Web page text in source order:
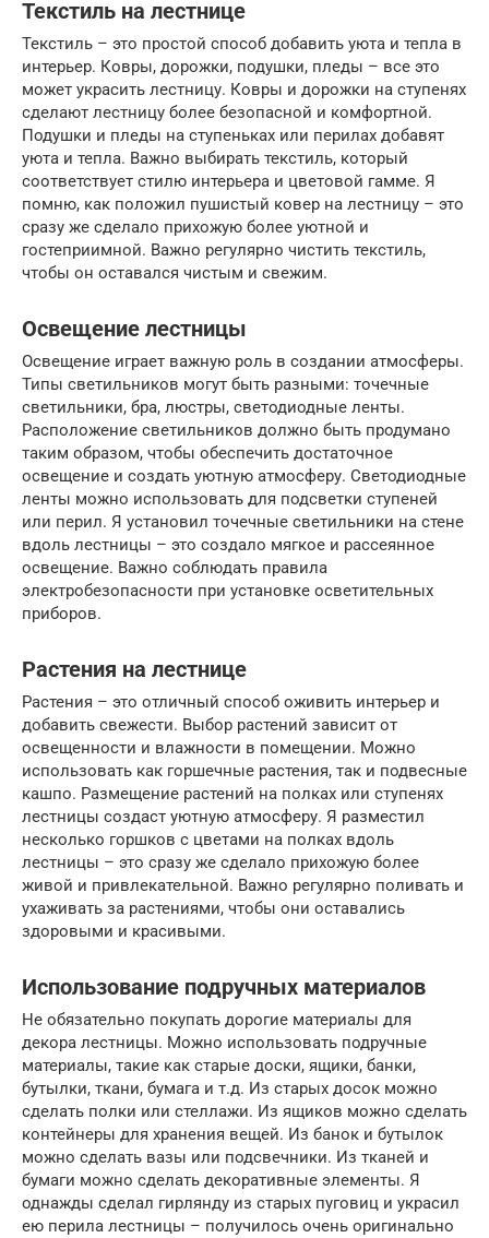
Текстиль на лестнице
Текстиль – это простой способ добавить уюта и тепла в
интерьер. Ковры, дорожки, подушки, пледы – все это
может украсить лестницу. Ковры и дорожки на ступенях
сделают лестницу более безопасной и комфортной.
Подушки и пледы на ступеньках или перилах добавят
уюта и тепла. Важно выбирать текстиль, который
соответствует стилю интерьера и цветовой гамме. Я
помню, как положил пушистый ковер на лестницу – это
сразу же сделало прихожую более уютной и
гостеприимной. Важно регулярно чистить текстиль,
чтобы он оставался чистым и свежим.
Освещение лестницы
Освещение играет важную роль в создании атмосферы.
Типы светильников могут быть разными: точечные
светильники, бра, люстры, светодиодные ленты.
Расположение светильников должно быть продумано
таким образом, чтобы обеспечить достаточное
освещение и создать уютную атмосферу. Светодиодные
ленты можно использовать для подсветки ступеней
или перил. Я установил точечные светильники на стене
вдоль лестницы – это создало мягкое и рассеянное
освещение. Важно соблюдать правила
электробезопасности при установке осветительных
приборов.
Растения на лестнице
Растения – это отличный способ оживить интерьер и
добавить свежести. Выбор растений зависит от
освещенности и влажности в помещении. Можно
использовать как горшечные растения, так и подвесные
кашпо. Размещение растений на полках или ступенях
лестницы создаст уютную атмосферу. Я разместил
несколько горшков с цветами на полках вдоль
лестницы – это сразу же сделало прихожую более
живой и привлекательной. Важно регулярно поливать и
ухаживать за растениями, чтобы они оставались
здоровыми и красивыми.
Использование подручных материалов
Не обязательно покупать дорогие материалы для
декора лестницы. Можно использовать подручные
материалы, такие как старые доски, ящики, банки,
бутылки, ткани, бумага и т.д. Из старых досок можно
сделать полки или стеллажи. Из ящиков можно сделать
контейнеры для хранения вещей. Из банок и бутылок
можно сделать вазы или подсвечники. Из тканей и
бумаги можно сделать декоративные элементы. Я
однажды сделал гирлянду из старых пуговиц и украсил
ею перила лестницы – получилось очень оригинально